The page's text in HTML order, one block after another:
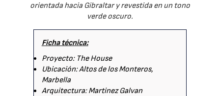
orientada hacia Gibraltar y revestida en un tono
verde oscuro.
Ficha técnica:
Proyecto: The House
Ubicación: Altos de los Monteros,
Marbella
Arquitectura: Martinez Galvan